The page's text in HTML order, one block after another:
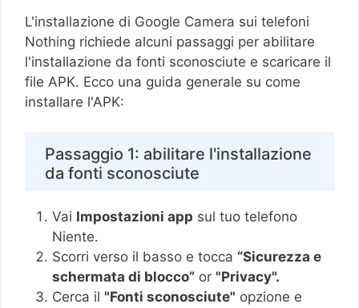
L'installazione di Google Camera sui telefoni
Nothing richiede alcuni passaggi per abilitare
l'installazione da fonti sconosciute e scaricare il
file APK. Ecco una guida generale su come
installare l'APK:
Passaggio 1: abilitare l'installazione
da fonti sconosciute
Vai Impostazioni app sul tuo telefono
Niente.
Scorri verso il basso e tocca “Sicurezza e
schermata di blocco” or "Privacy".
Cerca il "Fonti sconosciute" opzione e